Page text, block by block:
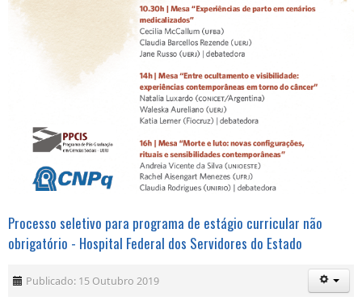
Processo seletivo para programa de estágio curricular não
obrigatório - Hospital Federal dos Servidores do Estado
Publicado: 15 Outubro 2019